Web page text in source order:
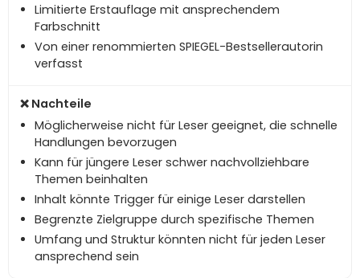
Limitierte Erstauflage mit ansprechendem
Farbschnitt
Von einer renommierten SPIEGEL-Bestsellerautorin
verfasst
Möglicherweise nicht für Leser geeignet, die schnelle
Handlungen bevorzugen
Kann für jüngere Leser schwer nachvollziehbare
Themen beinhalten
Inhalt könnte Trigger für einige Leser darstellen
Begrenzte Zielgruppe durch spezifische Themen
Umfang und Struktur könnten nicht für jeden Leser
ansprechend sein